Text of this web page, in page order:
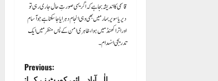
قاسمی کا اندیشہ بجا ہے کہ اگر یہی صورتِ حال جاری رہی تو
دیر یا سویر بہار میں بھی وہی انجام دہرایا جا سکتا ہے جو آسام
اور اتراکھنڈ میں ہوا، ظاہری امن کے پس منظر میں ایک
تدریجی انہدام ۔
Previous: